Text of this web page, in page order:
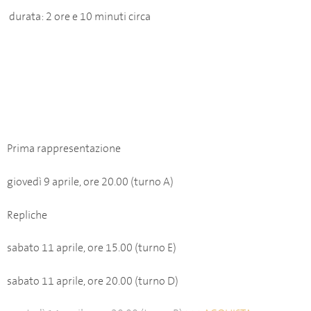
durata: 2 ore e 10 minuti circa
Prima rappresentazione
giovedì 9 aprile, ore 20.00 (turno A)
Repliche
sabato 11 aprile, ore 15.00 (turno E)
sabato 11 aprile, ore 20.00 (turno D)